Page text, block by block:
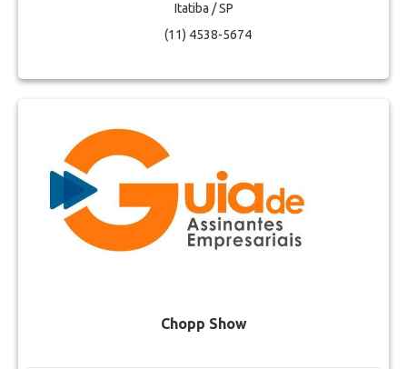
Itatiba / SP
(11) 4538-5674
Chopp Show